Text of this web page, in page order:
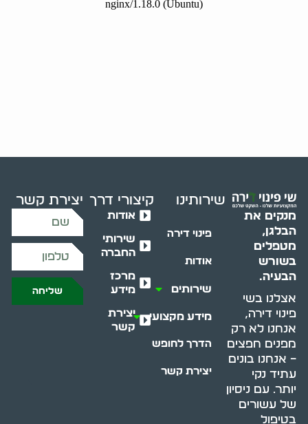
מנקים את
הבלגן,
מטפלים
בשורש
הבעיה.
אצלנו בשי
פינוי דירה,
אנחנו לא רק
מפנים חפצים
– אנחנו בונים
עתיד נקי
יותר. עם ניסיון
של עשורים
בטיפול
שירותינו
פינוי דירה
אודות
שירותים
מידע מקצועי
הדרך לחופש
יצירת קשר
קיצורי דרך
אודות
שירותי
החברה
מרכז
מידע
יצירת
קשר
יצירת קשר
שליחה